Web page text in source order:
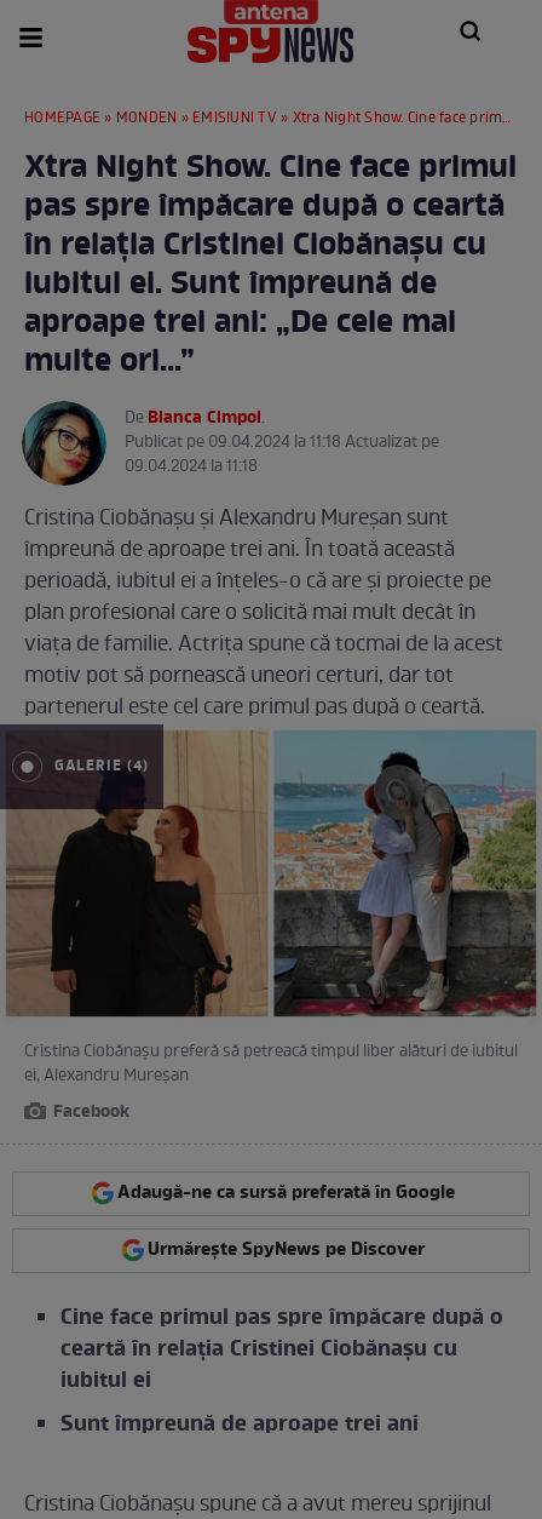
HOMEPAGE » MONDEN » EMISIUNI TV » Xtra Night Show. Cine face primul pas spre împăcare după o ceartă în relația Cristinei Ciobănașu cu iubitul ei. Sunt împreună de aproape trei ani: „De cele mai multe ori...”
Xtra Night Show. Cine face primul
pas spre împăcare după o ceartă
în relația Cristinei Ciobănașu cu
iubitul ei. Sunt împreună de
aproape trei ani: „De cele mai
multe ori...”
DeBianca Cimpoi.
Publicat pe 09.04.2024 la 11:18 Actualizat pe
09.04.2024 la 11:18
Cristina Ciobănașu și Alexandru Mureșan sunt
împreună de aproape trei ani. În toată această
perioadă, iubitul ei a înțeles-o că are și proiecte pe
plan profesional care o solicită mai mult decât în
viața de familie. Actrița spune că tocmai de la acest
motiv pot să pornească uneori certuri, dar tot
partenerul este cel care primul pas după o ceartă.
GALERIE (4)
Cristina Ciobănașu preferă să petreacă timpul liber alături de iubitul
ei, Alexandru Mureșan
Facebook
Adaugă-ne ca sursă preferată în Google
Urmărește SpyNews pe Discover
Cine face primul pas spre împăcare după o
ceartă în relația Cristinei Ciobănașu cu
iubitul ei
Sunt împreună de aproape trei ani
Cristina Ciobănașu spune că a avut mereu sprijinul